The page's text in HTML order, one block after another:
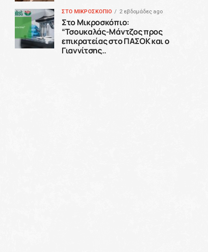
ΣΤΟ ΜΙΚΡΟΣΚΟΠΙΟ 2 εβδομάδες ago
Στο Μικροσκόπιο:
“Τσουκαλάς-Μάντζος προς
επικρατείας στο ΠΑΣΟΚ και ο
Γιαννίτσης..